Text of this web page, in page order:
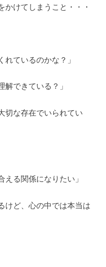
かけてしまうこと・・・
れているのかな？」
解できている？」
切な存在でいられてい
える関係になりたい」
けど、心の中では本当は